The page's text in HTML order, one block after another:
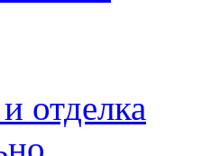
отделка